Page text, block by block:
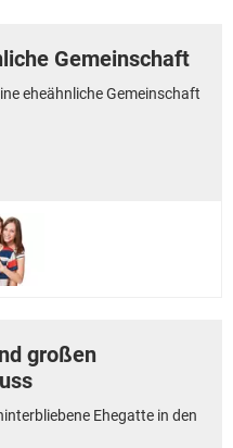
Gemeinschaft
eheähnliche Gemeinschaft
großen
Ehegatte in den